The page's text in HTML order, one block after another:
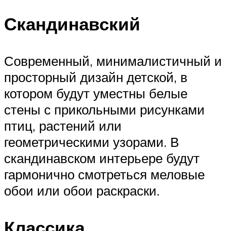
Скандинавский
Современный, минималистичный и
просторный дизайн детской, в
котором будут уместны белые
стены с прикольными рисунками
птиц, растений или
геометрическими узорами. В
скандинавском интерьере будут
гармонично смотреться меловые
обои или обои раскраски.